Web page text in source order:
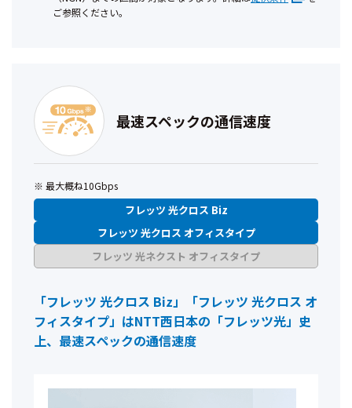
ご参照ください。
最速スペックの通信速度
最大概ね10Gbps
フレッツ 光クロス Biz
フレッツ 光クロス オフィスタイプ
フレッツ 光ネクスト オフィスタイプ
「フレッツ 光クロス Biz」「フレッツ 光クロス オ
フィスタイプ」はNTT西日本の「フレッツ光」史
上、最速スペックの通信速度